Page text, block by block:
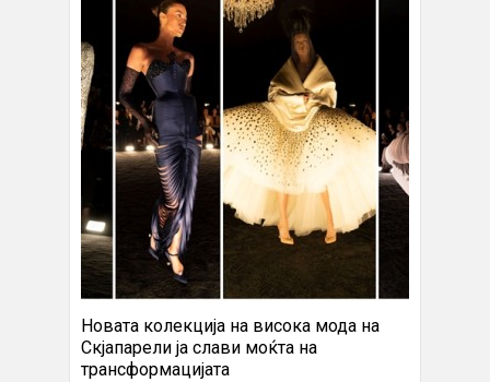
Новата колекција на висока мода на
Скјапарели ја слави моќта на
трансформацијата